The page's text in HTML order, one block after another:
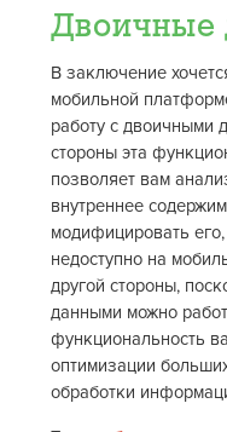
Двоичные
В заключение
мобильной
работу с двоичными
стороны эта
позволяет вам
внутреннее
модифицировать
недоступно на
другой стороны,
данными можно
функциональность
оптимизации
обработки